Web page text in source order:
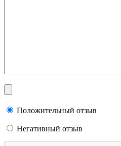
Положительный отзыв
Негативный отзыв